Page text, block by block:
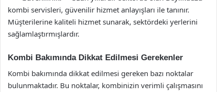
kombi servisleri, güvenilir hizmet anlayışları ile tanınır.
Müşterilerine kaliteli hizmet sunarak, sektördeki yerlerini
sağlamlaştırmışlardır.
Kombi Bakımında Dikkat Edilmesi Gerekenler
Kombi bakımında dikkat edilmesi gereken bazı noktalar
bulunmaktadır. Bu noktalar, kombinizin verimli çalışmasını